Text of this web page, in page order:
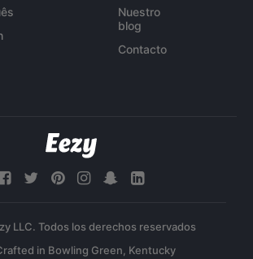
Nuestro
blog
Contacto
LLC. Todos los derechos reservados